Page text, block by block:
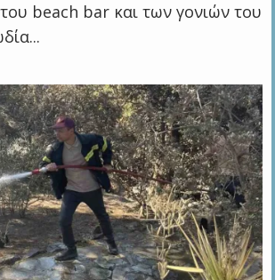
beach bar και των γονιών του